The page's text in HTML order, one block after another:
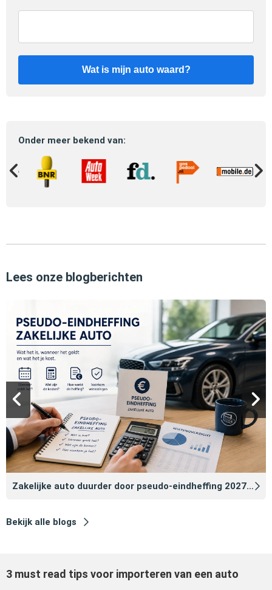
Wat is mijn auto waard?
Onder meer bekend van:
Lees onze blogberichten
Zakelijke auto duurder door pseudo‑eindheffing 2027: zo voorkomt u dat
Bekijk alle blogs
3 must read tips voor importeren van een auto